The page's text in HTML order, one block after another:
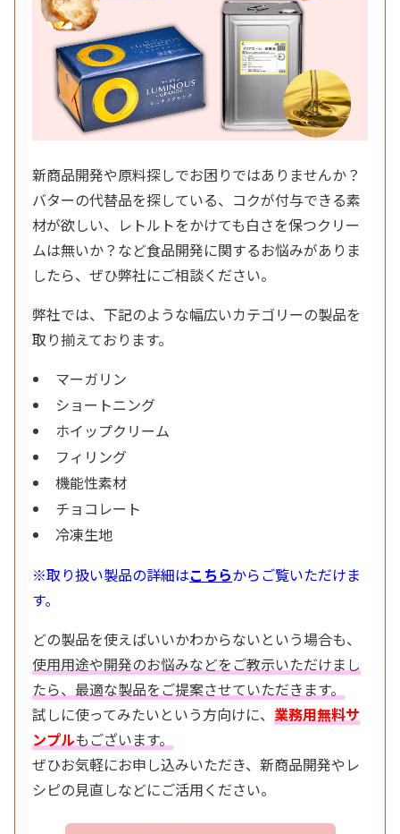
新商品開発や原料探しでお困りではありませんか？
バターの代替品を探している、コクが付与できる素
材が欲しい、レトルトをかけても白さを保つクリー
ムは無いか？など食品開発に関するお悩みがありま
したら、ぜひ弊社にご相談ください。
弊社では、下記のような幅広いカテゴリーの製品を
取り揃えております。
マーガリン
ショートニング
ホイップクリーム
フィリング
機能性素材
チョコレート
冷凍生地
※取り扱い製品の詳細はこちらからご覧いただけま
す。
どの製品を使えばいいかわからないという場合も、
使用用途や開発のお悩みなどをご教示いただけまし
たら、最適な製品をご提案させていただきます。
試しに使ってみたいという方向けに、 業務用無料サ
ンプルもございます。
ぜひお気軽にお申し込みいただき、新商品開発やレ
シピの見直しなどにご活用ください。